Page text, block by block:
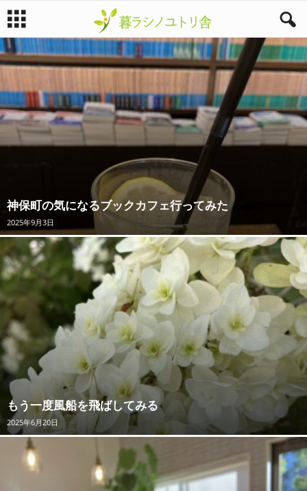
暮
シ
ノ
ト
リ
舎
神保町の気になるブックカフェ行ってみた
2025年9月3日
もう一度風船を飛ばしてみる
2025年6月20日